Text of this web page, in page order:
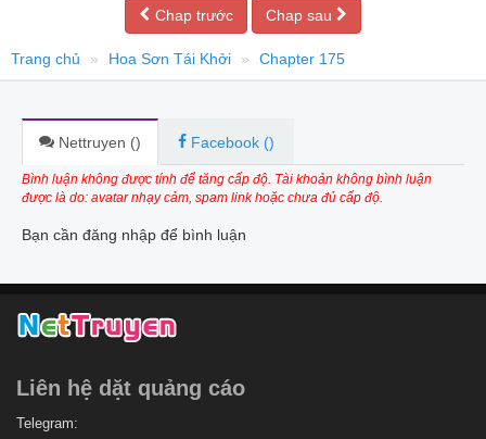
Chap trước Chap sau
Trang chủ Hoa Sơn Tái Khởi Chapter 175
Nettruyen () Facebook ()
Bình luận không được tính để tăng cấp độ. Tài khoản không bình luận
được là do: avatar nhạy cảm, spam link hoặc chưa đủ cấp độ.
Bạn cần đăng nhập để bình luận
Liên hệ dặt quảng cáo
Telegram: